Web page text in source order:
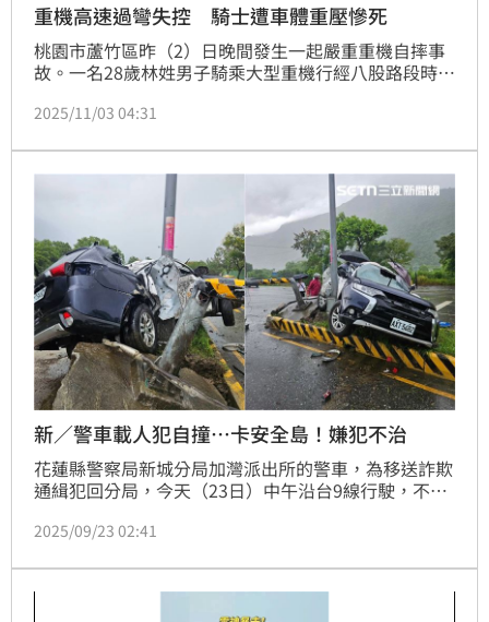
重機高速過彎失控 騎士遭車體重壓慘死
桃園市蘆竹區昨（2）日晚間發生一起嚴重重機自摔事
故。一名28歲林姓男子騎乘大型重機行經八股路段時，
重機車體重壓，更造成雙腿開放性骨折及頭部出血等致
經緊急送醫搶救，最終仍因傷重宣告不治。詳細的肇事
原因與責任歸屬，仍待警方進一步調查釐清。
2025/11/03 04:31
新／警車載人犯自撞…卡安全島！嫌犯不治
花蓮縣警察局新城分局加灣派出所的警車，為移送詐欺
通緝犯回分局，今天（23日）中午沿台9線行駛，不明
毀損，有人受困車內，傷亡情況不明，將進行破壞車體
2025/09/23 02:41